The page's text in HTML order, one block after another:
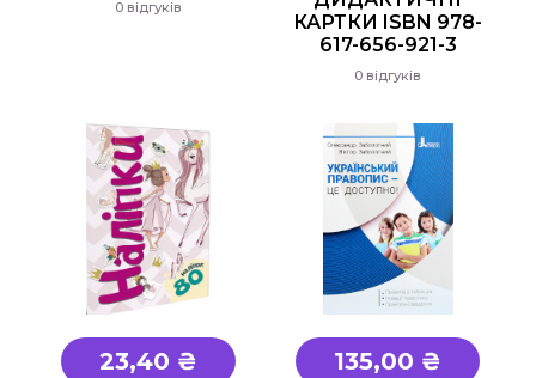
0 відгуків
КАРТКИ ISBN 978-
617-656-921-3
0 відгуків
23,40 ₴ 135,00 ₴